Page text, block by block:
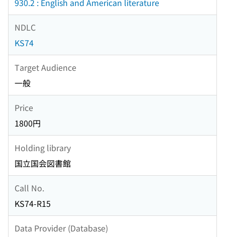
930.2 : English and American literature
NDLC
KS74
Target Audience
一般
Price
1800円
Holding library
国立国会図書館
Call No.
KS74-R15
Data Provider (Database)